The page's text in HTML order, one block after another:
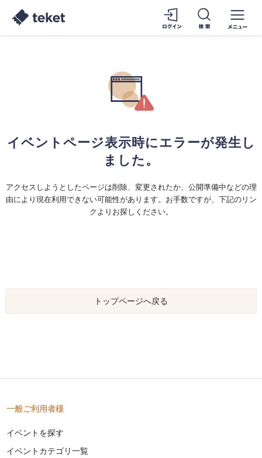
イベントページ表示時にエラーが発生し
ました。
アクセスしようとしたページは削除、変更されたか、公開準備中などの理
由により現在利用できない可能性があります。お手数ですが、下記のリン
クよりお探しください。
トップページへ戻る
一般ご利用者様
イベントを探す
イベントカテゴリ一覧